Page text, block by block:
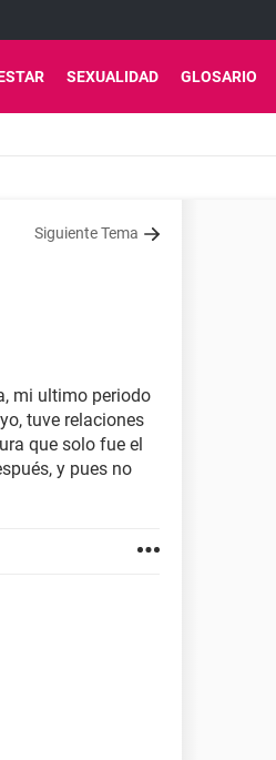
SEXUALIDAD GLOSARIO
Siguiente Tema
mi ultimo periodo
tuve relaciones
que solo fue el
y pues no